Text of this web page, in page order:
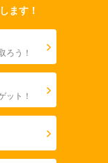
ます！
ろう！
ット！